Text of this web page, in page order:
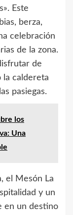
Este
berza,
celebración
de la zona.
de
la caldereta
pasiegas.
los
Una
el Mesón La
y un
en un destino